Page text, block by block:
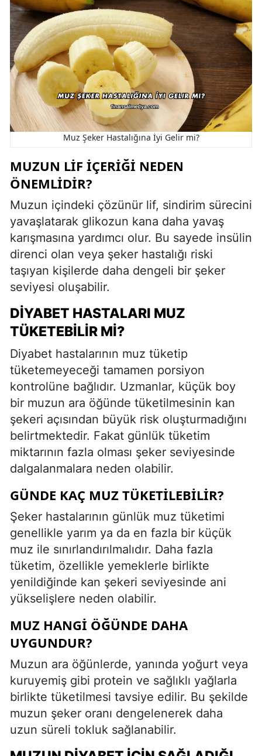
Muz Şeker Hastalığına İyi Gelir mi?
MUZUN LIF İÇERIĞI NEDEN
ÖNEMLIDIR?
Muzun içindeki çözünür lif, sindirim sürecini
yavaşlatarak glikozun kana daha yavaş
karışmasına yardımcı olur. Bu sayede insülin
direnci olan veya şeker hastalığı riski
taşıyan kişilerde daha dengeli bir şeker
seviyesi oluşabilir.
DIYABET HASTALARI MUZ
TÜKETEBILIR MI?
Diyabet hastalarının muz tüketip
tüketemeyeceği tamamen porsiyon
kontrolüne bağlıdır. Uzmanlar, küçük boy
bir muzun ara öğünde tüketilmesinin kan
şekeri açısından büyük risk oluşturmadığını
belirtmektedir. Fakat günlük tüketim
miktarının fazla olması şeker seviyesinde
dalgalanmalara neden olabilir.
GÜNDE KAÇ MUZ TÜKETILEBILIR?
Şeker hastalarının günlük muz tüketimi
genellikle yarım ya da en fazla bir küçük
muz ile sınırlandırılmalıdır. Daha fazla
tüketim, özellikle yemeklerle birlikte
yenildiğinde kan şekeri seviyesinde ani
yükselişlere neden olabilir.
MUZ HANGI ÖĞÜNDE DAHA
UYGUNDUR?
Muzun ara öğünlerde, yanında yoğurt veya
kuruyemiş gibi protein ve sağlıklı yağlarla
birlikte tüketilmesi tavsiye edilir. Bu şekilde
muzun şeker oranı dengelenerek daha
uzun süreli tokluk sağlanabilir.